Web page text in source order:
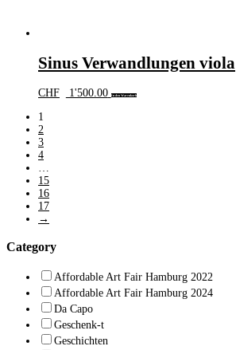
Sinus Verwandlungen viola
CHF 1'500.00 In den Warenkorb
1
2
3
4
…
15
16
17
→
Category
Affordable Art Fair Hamburg 2022
Affordable Art Fair Hamburg 2024
Da Capo
Geschenk-t
Geschichten